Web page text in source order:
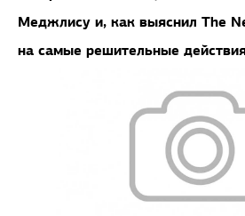
Меджлису и, как выяснил The
на самые решительные